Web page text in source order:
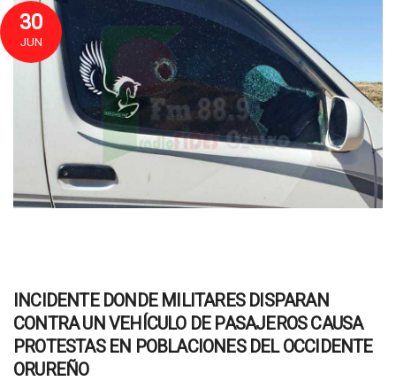
30
JUN
INCIDENTE DONDE MILITARES DISPARAN
CONTRA UN VEHÍCULO DE PASAJEROS CAUSA
PROTESTAS EN POBLACIONES DEL OCCIDENTE
ORUREÑO